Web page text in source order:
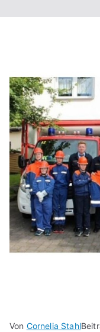
Von Cornelia Stahl